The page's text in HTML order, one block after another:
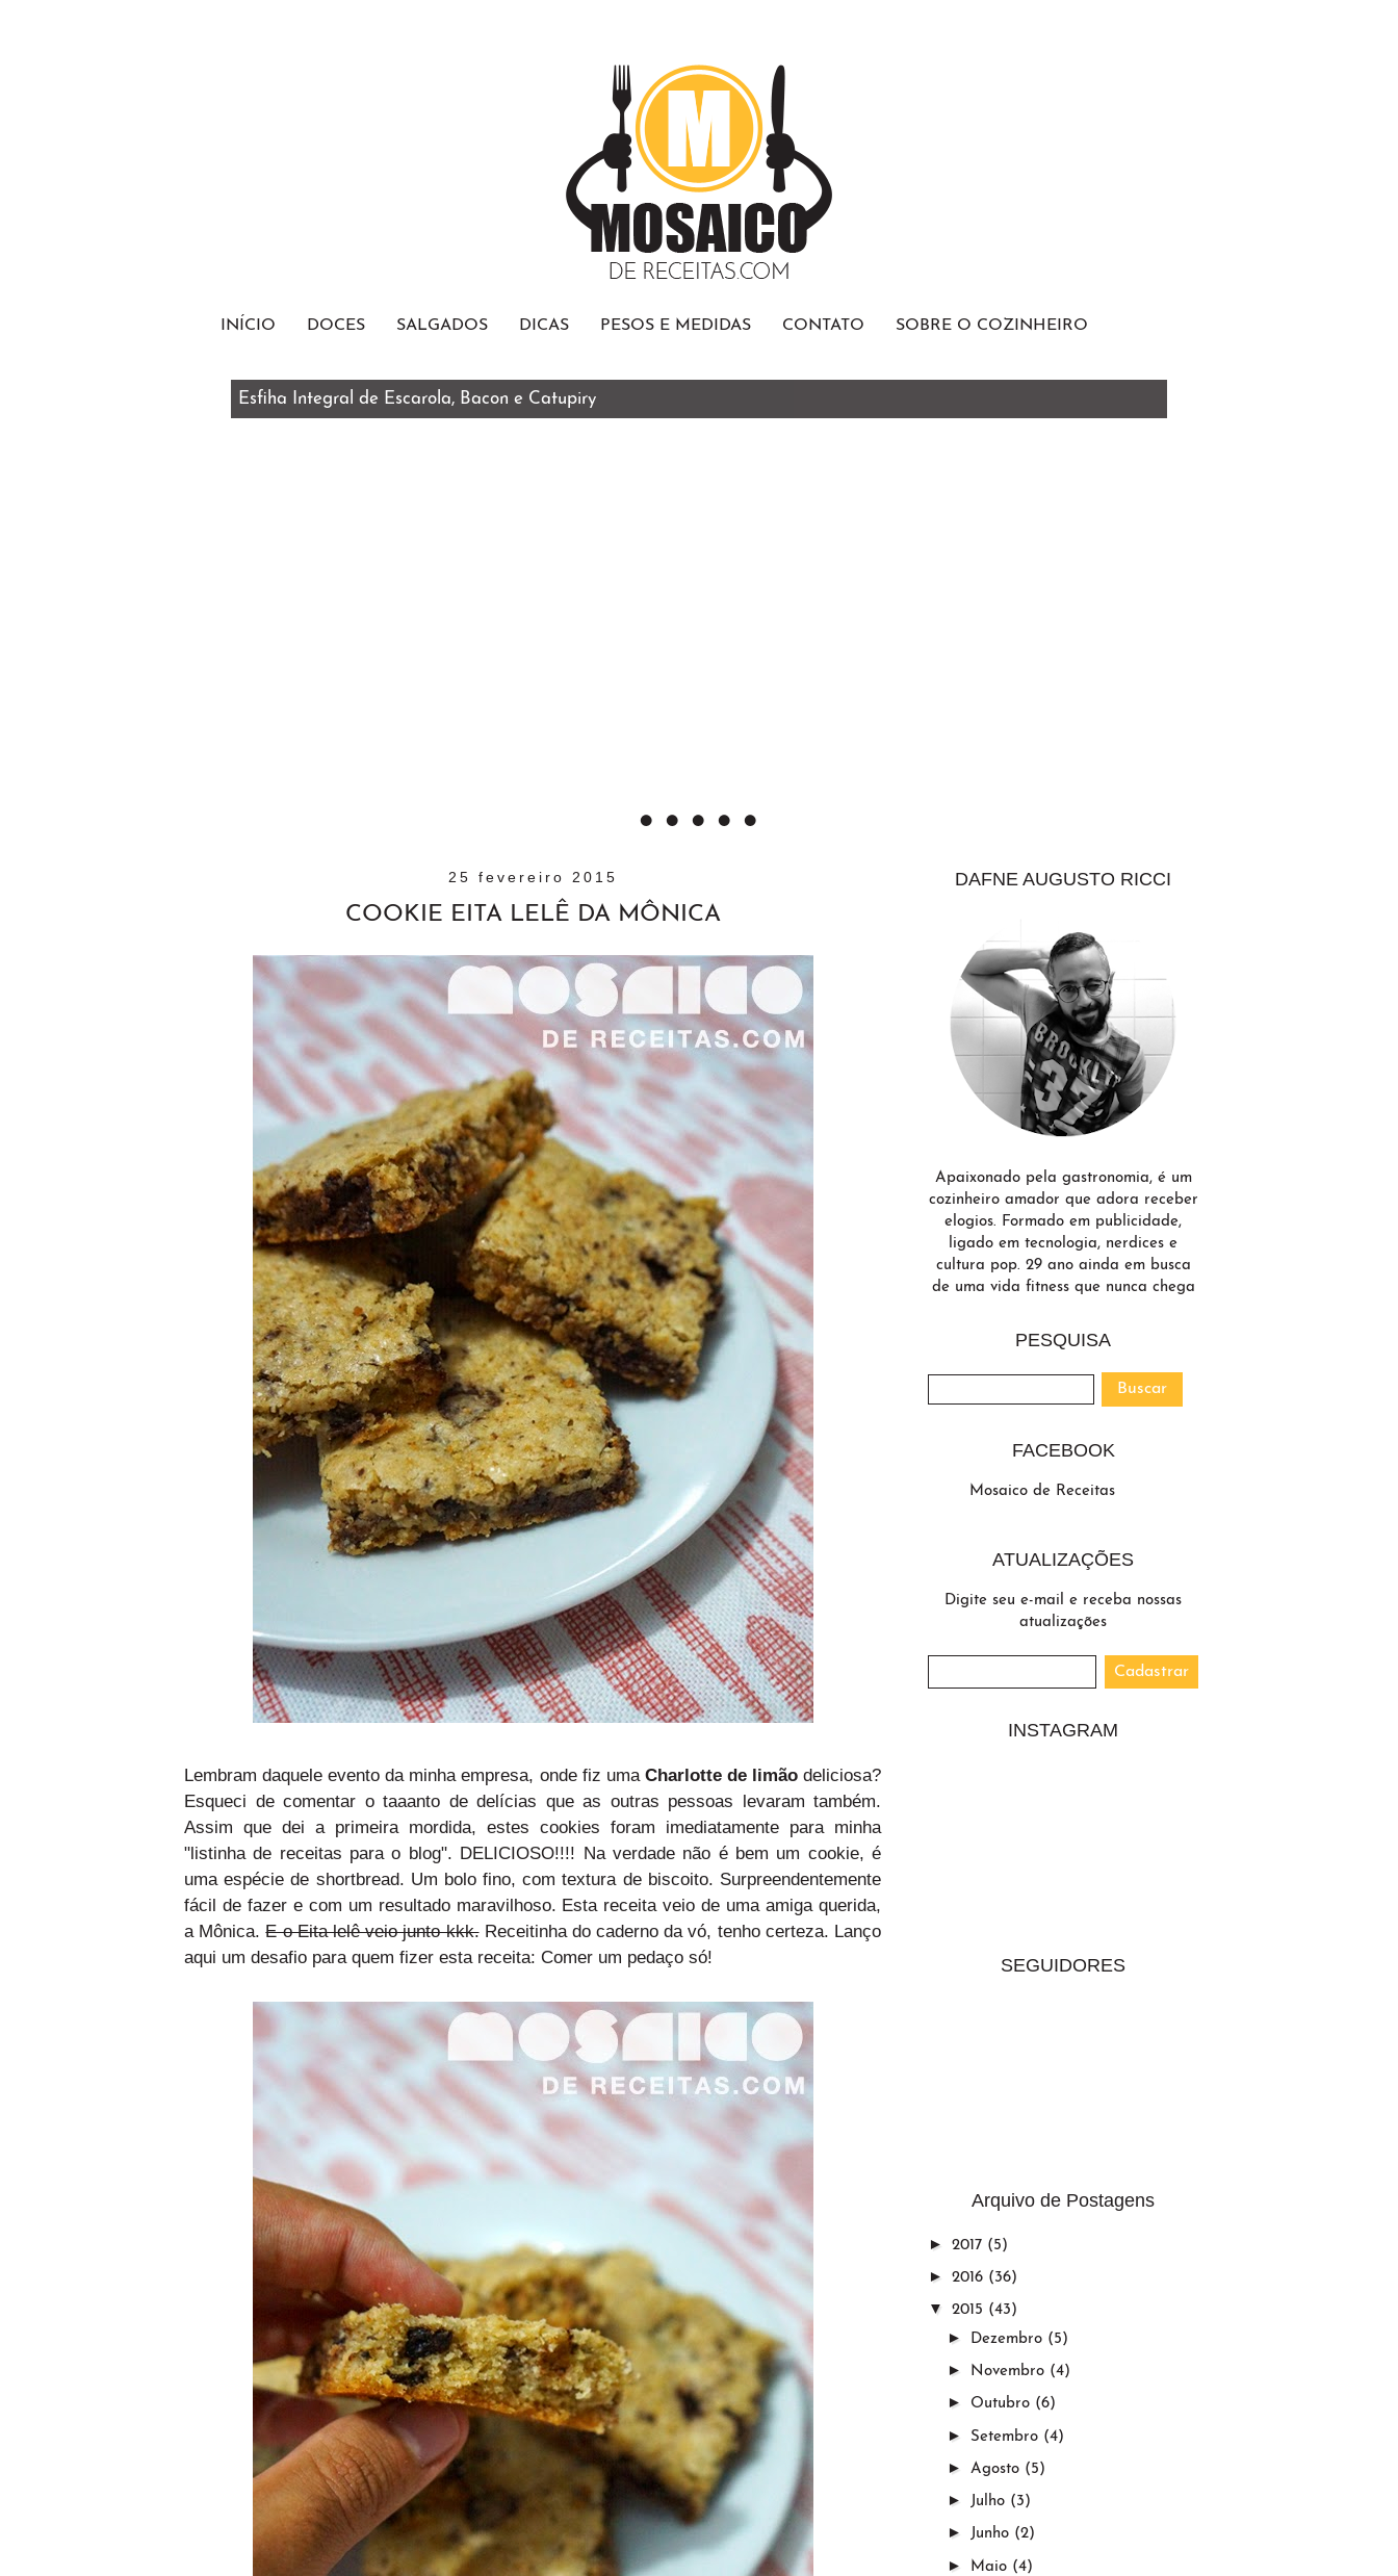
INÍCIO DOCES SALGADOS DICAS PESOS E MEDIDAS CONTATO SOBRE O COZINHEIRO
Esfiha Integral de Escarola, Bacon e Catupiry
25 fevereiro 2015
COOKIE EITA LELÊ DA MÔNICA
Lembram daquele evento da minha empresa, onde fiz uma Charlotte de limão deliciosa?
Esqueci de comentar o taaanto de delícias que as outras pessoas levaram também.
Assim que dei a primeira mordida, estes cookies foram imediatamente para minha
"listinha de receitas para o blog". DELICIOSO!!!! Na verdade não é bem um cookie, é
uma espécie de shortbread. Um bolo fino, com textura de biscoito. Surpreendentemente
fácil de fazer e com um resultado maravilhoso. Esta receita veio de uma amiga querida,
a Mônica.E o Eita lelê veio junto kkk.Receitinha do caderno da vó, tenho certeza. Lanço
aqui um desafio para quem fizer esta receita: Comer um pedaço só!
DAFNE AUGUSTO RICCI
Apaixonado pela gastronomia, é um
cozinheiro amador que adora receber
elogios. Formado em publicidade,
ligado em tecnologia, nerdices e
cultura pop. 29 ano ainda em busca
de uma vida fitness que nunca chega
PESQUISA
FACEBOOK
Mosaico de Receitas
ATUALIZAÇÕES
Digite seu e-mail e receba nossas
atualizações
INSTAGRAM
SEGUIDORES
Arquivo de Postagens
► 2017 (5)
► 2016 (36)
▼ 2015 (43)
► Dezembro (5)
► Novembro (4)
► Outubro (6)
► Setembro (4)
► Agosto (5)
► Julho (3)
► Junho (2)
► Maio (4)